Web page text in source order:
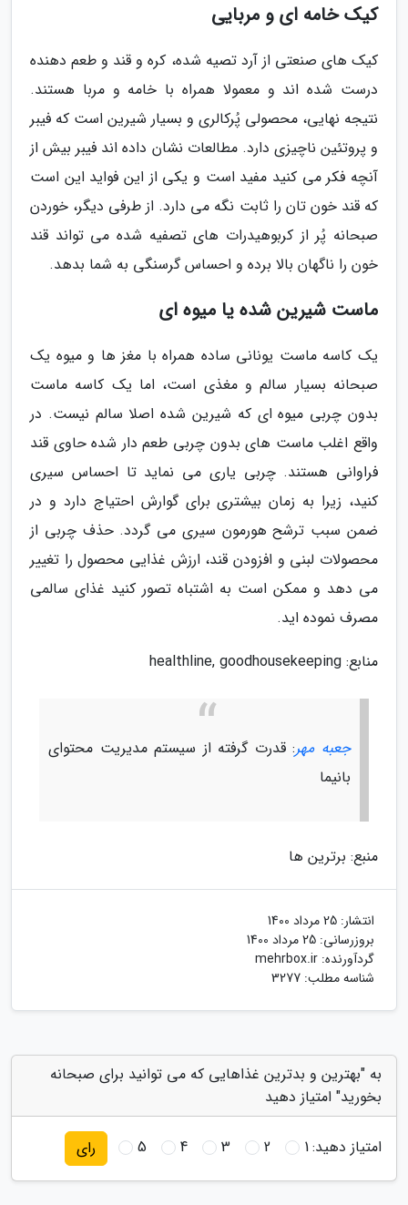
کیک خامه ای و مربایی
کیک های صنعتی از آرد تصیه شده، کره و قند و طعم دهنده
درست شده اند و معمولا همراه با خامه و مربا هستند.
نتیجه نهایی، محصولی پُرکالری و بسیار شیرین است که فیبر
و پروتئین ناچیزی دارد. مطالعات نشان داده اند فیبر بیش از
آنچه فکر می کنید مفید است و یکی از این فواید این است
که قند خون تان را ثابت نگه می دارد. از طرفی دیگر، خوردن
صبحانه پُر از کربوهیدرات های تصفیه شده می تواند قند
خون را ناگهان بالا برده و احساس گرسنگی به شما بدهد.
ماست شیرین شده یا میوه ای
یک کاسه ماست یونانی ساده همراه با مغز ها و میوه یک
صبحانه بسیار سالم و مغذی است، اما یک کاسه ماست
بدون چربی میوه ای که شیرین شده اصلا سالم نیست. در
واقع اغلب ماست های بدون چربی طعم دار شده حاوی قند
فراوانی هستند. چربی یاری می نماید تا احساس سیری
کنید، زیرا به زمان بیشتری برای گوارش احتیاج دارد و در
ضمن سبب ترشح هورمون سیری می گردد. حذف چربی از
محصولات لبنی و افزودن قند، ارزش غذایی محصول را تغییر
می دهد و ممکن است به اشتباه تصور کنید غذای سالمی
مصرف نموده اید.
منابع: healthline, goodhousekeeping
جعبه مهر: قدرت گرفته از سیستم مدیریت محتوای
بانیما
منبع: برترین ها
انتشار: 25 مرداد 1400
بروزرسانی: 25 مرداد 1400
گردآورنده: mehrbox.ir
شناسه مطلب: 3277
به "بهترین و بدترین غذاهایی که می توانید برای صبحانه
بخورید" امتیاز دهید
امتیاز دهید:1
2
3
4
5 رای